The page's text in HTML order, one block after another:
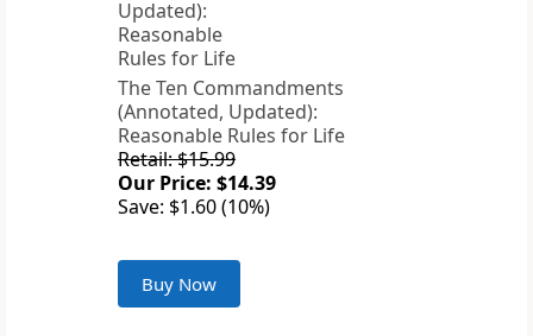
The Ten Commandments
(Annotated, Updated):
Reasonable Rules for Life
Retail: $15.99
Our Price: $14.39
Save: $1.60 (10%)
Buy Now